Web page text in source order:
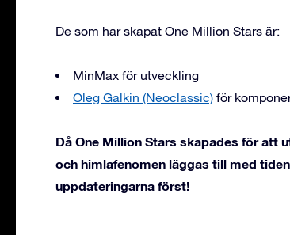
De som har skapat One Million Stars är:
MinMax för utveckling
Oleg Galkin (Neoclassic) för
Då One Million Stars skapades för att
och himlafenomen läggas till med
uppdateringarna först!